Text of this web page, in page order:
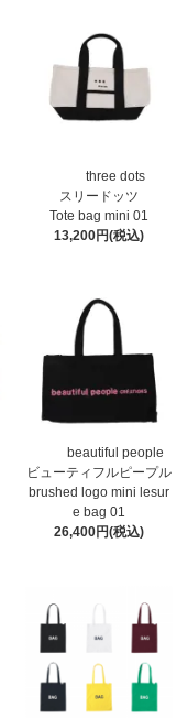
three dots
スリードッツ
Tote bag mini 01
13,200円(税込)
beautiful people
ビューティフルピープル
brushed logo mini lesur
e bag 01
26,400円(税込)